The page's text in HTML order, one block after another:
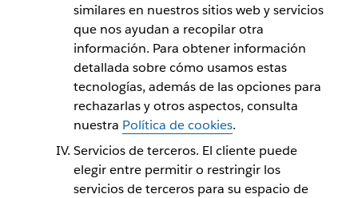
similares en nuestros sitios web y servicios
que nos ayudan a recopilar otra
información. Para obtener información
detallada sobre cómo usamos estas
tecnologías, además de las opciones para
rechazarlas y otros aspectos, consulta
nuestra Política de cookies.
Servicios de terceros. El cliente puede
elegir entre permitir o restringir los
servicios de terceros para su espacio de